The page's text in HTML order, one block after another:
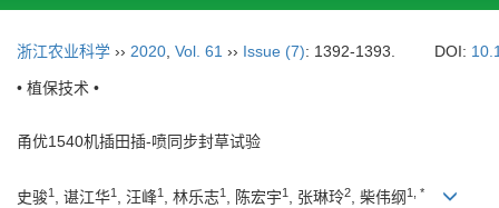
浙江农业科学 ›› 2020 Vol. 61 ›› Issue (7): 1392-1393. DOI:
• 植保技术 •
甬优1540机插田插-喷同步封草试验
史骏1 , 谌江华1 , 汪峰1 , 林乐志1 , 陈宏宇1 , 张琳玲2, 柴伟纲 1, *